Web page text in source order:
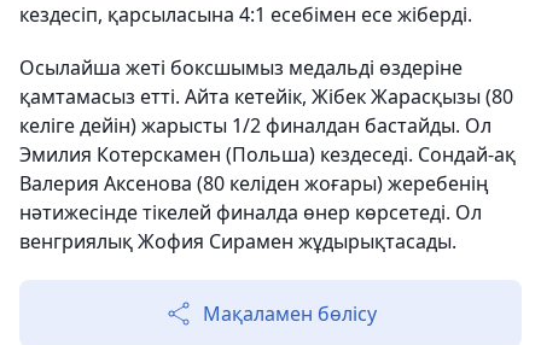
кездесіп, қарсыласына 4:1 есебімен есе жіберді.
Осылайша жеті боксшымыз медальді өздеріне
қамтамасыз етті. Айта кетейік, Жібек Жарасқызы (80
келіге дейін) жарысты 1/2 финалдан бастайды. Ол
Эмилия Котерскамен (Польша) кездеседі. Сондай-ақ
Валерия Аксенова (80 келіден жоғары) жеребенің
нәтижесінде тікелей финалда өнер көрсетеді. Ол
венгриялық Жофия Сирамен жұдырықтасады.
Мақаламен бөлісу